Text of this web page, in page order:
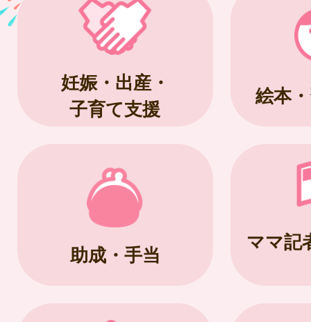
妊娠・出産・
子育て支援
絵本
助成・手当
ママ記